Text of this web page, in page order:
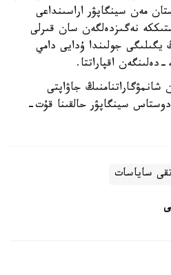
مەن سينگاپۋر اراسىنداعى
نەگىزدەلگەن سان قىرلى
يگىلىگى جولىندا ۇدايى دامي
دەلىنگەن اقپاراتتا.
جاۋاپتى
دوستاس سينگاپۋر حالقىنا قۇت-
ساياسات